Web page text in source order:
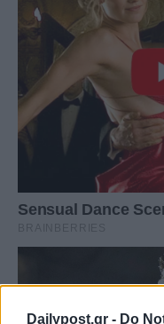
Dailypost.gr - Do